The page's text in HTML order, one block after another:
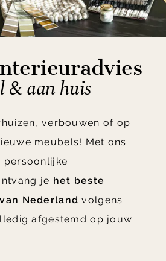
& aan huis
verbouwen of op
meubels! Met ons
persoonlijke
je het beste
Nederland volgens
afgestemd op jouw